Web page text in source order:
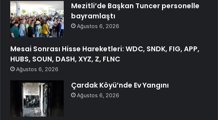
Mezitli’de Başkan Tuncer personelle
bayramlaştı
Ağustos 6, 2026
Mesai Sonrası Hisse Hareketleri: WDC, SNDK, FIG, APP,
HUBS, SOUN, DASH, XYZ, Z, FLNC
Ağustos 6, 2026
Çardak Köyü’nde Ev Yangını
Ağustos 6, 2026